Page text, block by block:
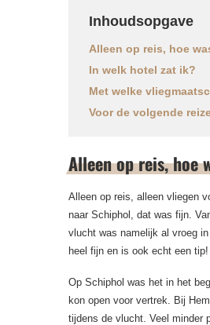
Inhoudsopgave
Alleen op reis, hoe
In welk hotel zat ik?
Met welke
Voor de volgende
Alleen op reis, hoe
Alleen op reis, alleen vliegen
naar Schiphol, dat was fijn.
vlucht was namelijk al vroeg
heel fijn en is ook echt een tip!
Op Schiphol was het in het
kon open voor vertrek. Bij
tijdens de vlucht. Veel minder